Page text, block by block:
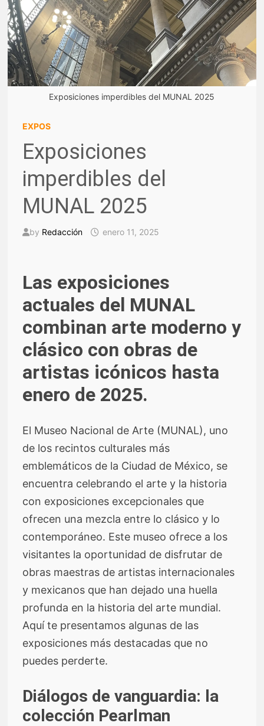
Exposiciones imperdibles del MUNAL 2025
EXPOS
Exposiciones
imperdibles del
MUNAL 2025
by Redacción enero 11, 2025
Las exposiciones
actuales del MUNAL
combinan arte moderno y
clásico con obras de
artistas icónicos hasta
enero de 2025.
El Museo Nacional de Arte (MUNAL), uno
de los recintos culturales más
emblemáticos de la Ciudad de México, se
encuentra celebrando el arte y la historia
con exposiciones excepcionales que
ofrecen una mezcla entre lo clásico y lo
contemporáneo. Este museo ofrece a los
visitantes la oportunidad de disfrutar de
obras maestras de artistas internacionales
y mexicanos que han dejado una huella
profunda en la historia del arte mundial.
Aquí te presentamos algunas de las
exposiciones más destacadas que no
puedes perderte.
Diálogos de vanguardia: la
colección Pearlman